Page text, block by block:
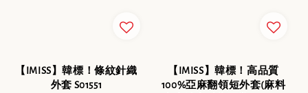
【IMISS】韓標！條紋針織
外套 S01551
【IMISS】韓標！高品質
100%亞麻翻領短外套(麻料